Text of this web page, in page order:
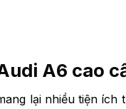
A6 cao
lại nhiều tiện ích